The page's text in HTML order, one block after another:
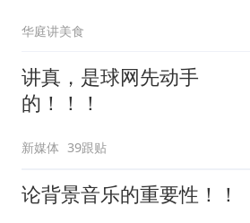
华庭讲美食
讲真，是球网先动手
的！！！
新媒体 39跟贴
论背景音乐的重要性！！